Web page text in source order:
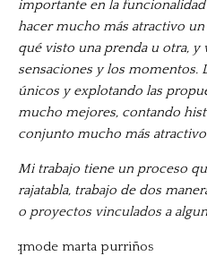
importante en la
hacer mucho más atractivo
qué visto una prenda u otra,
sensaciones y los momentos.
únicos y explotando las
mucho mejores, contando
conjunto mucho más
Mi trabajo tiene un proceso
rajatabla, trabajo de dos
o proyectos vinculados a